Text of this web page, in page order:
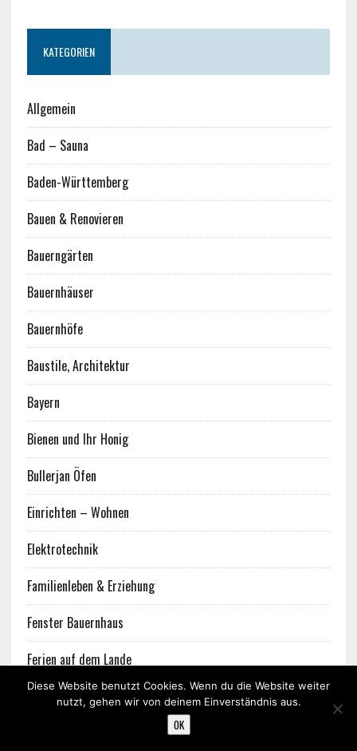
KATEGORIEN
Allgemein
Bad – Sauna
Baden-Württemberg
Bauen & Renovieren
Bauerngärten
Bauernhäuser
Bauernhöfe
Baustile, Architektur
Bayern
Bienen und Ihr Honig
Bullerjan Öfen
Einrichten – Wohnen
Elektrotechnik
Familienleben & Erziehung
Fenster Bauernhaus
Ferien auf dem Lande
Fischteich-Angeln
Diese Website benutzt Cookies. Wenn du die Website weiter
nutzt, gehen wir von deinem Einverständnis aus.
OK